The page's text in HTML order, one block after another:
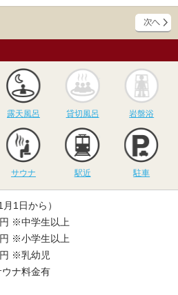
流し 露天風呂
露天風呂
貸切風呂
貸切風呂 岩盤浴
サウナ
サウナ 駅近 駐車
月1日から）
※中学生以上
※小学生以上
※乳幼児
ナ料金有